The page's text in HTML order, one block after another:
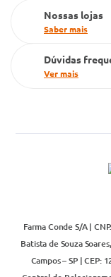
Nossas lojas
Saber mais
Dúvidas
Ver mais
Farma Conde S/A |
Batista de Souza
Campos – SP |